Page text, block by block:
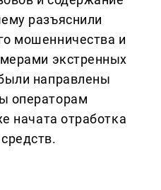
разъяснили
мошенничества и
экстренных
направлены
операторам
начата отработка